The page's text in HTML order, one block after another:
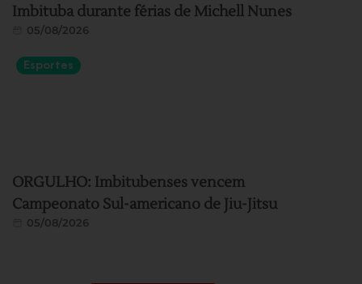
Imbituba durante férias de Michell Nunes
05/08/2026
Esportes
ORGULHO: Imbitubenses vencem
Campeonato Sul-americano de Jiu-Jitsu
05/08/2026